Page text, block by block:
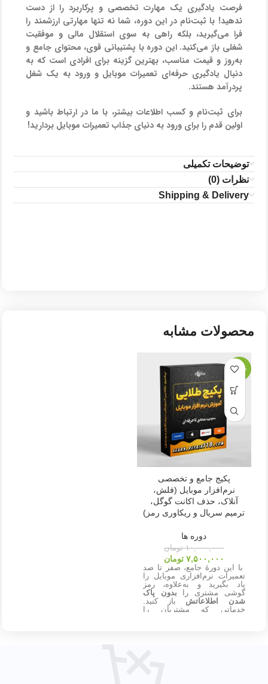
فرصت یادگیری یک مهارت تخصصی و پرکاربرد را از دست
ندهید! با ثبت‌نام در این دوره، شما نه تنها مهارتی ارزشمند را
فرا می‌گیرید، بلکه راهی به سوی استقلال مالی و موفقیت
شغلی باز می‌کنید. این دوره با پشتیبانی قوی، محتوای جامع و
به‌روز و قیمت مناسب، بهترین گزینه برای افرادی است که به
دنبال یادگیری حرفه‌ای تعمیرات موبایل و ورود به یک شغل
پردرآمد هستند.
برای ثبت‌نام و کسب اطلاعات بیشتر، با ما در ارتباط باشید و
اولین قدم را برای ورود به دنیای جذاب تعمیرات موبایل بردارید!
توضیحات تکمیلی
نظرات (0)
Shipping & Delivery
محصولات مشابه
-25%
پکیج جامع و تخصصی
نرم‌افزار موبایل (فلش،
آنلاک، حذف اکانت گوگل،
ترمیم سریال و ریکاوری رمز)
دوره ها
۱۰,۰۰۰,۰۰۰ تومان
۷,۵۰۰,۰۰۰ تومان
با این دورهٔ جامع، صفر تا صد
تعمیرات نرم‌افزاری موبایل را
یاد بگیرید و به‌علاوه، رمز
گوشی مشتری را بدون پاک
شدن اطلاعاتش باز کنید.
خدماتی که مشتریان را